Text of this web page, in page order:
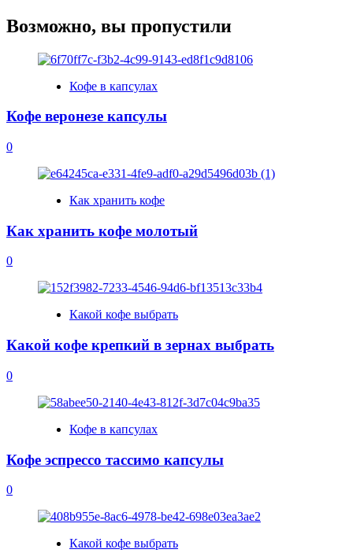
Возможно, вы пропустили
Кофе в капсулах
Кофе веронезе капсулы
0
Как хранить кофе
Как хранить кофе молотый
0
Какой кофе выбрать
Какой кофе крепкий в зернах выбрать
0
Кофе в капсулах
Кофе эспрессо тассимо капсулы
0
Какой кофе выбрать